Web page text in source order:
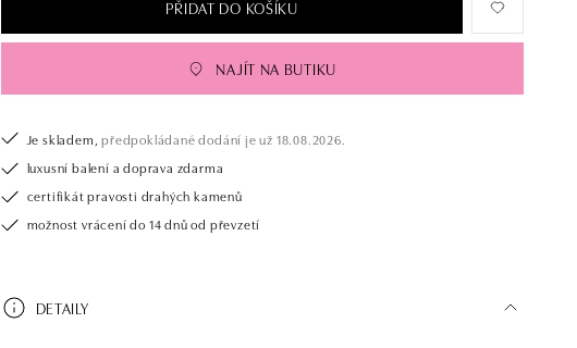
PŘIDAT DO KOŠÍKU
NAJÍT NA BUTIKU
Je skladem, předpokládané dodání je už 18.08.2026.
luxusní balení a doprava zdarma
certifikát pravosti drahých kamenů
možnost vrácení do 14 dnů od převzetí
DETAILY